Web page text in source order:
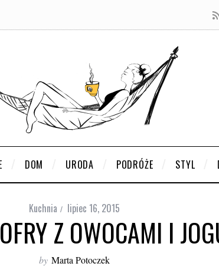
DOM URODA PODRÓŻE STYL
Kuchnia lipiec 16, 2015
Z OWOCAMI I
by Marta Potoczek